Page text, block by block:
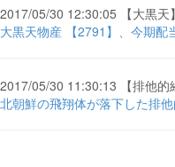
2017/05/30 12:30:05 【大黒天】
大黒天物産 【2791】、今期配
2017/05/30 11:30:13 【排他的
北朝鮮の飛翔体が落下した排